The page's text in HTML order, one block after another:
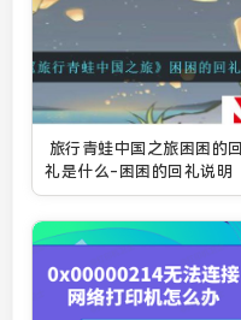
旅行青蛙中国之旅困困的回
礼是什么-困困的回礼说明